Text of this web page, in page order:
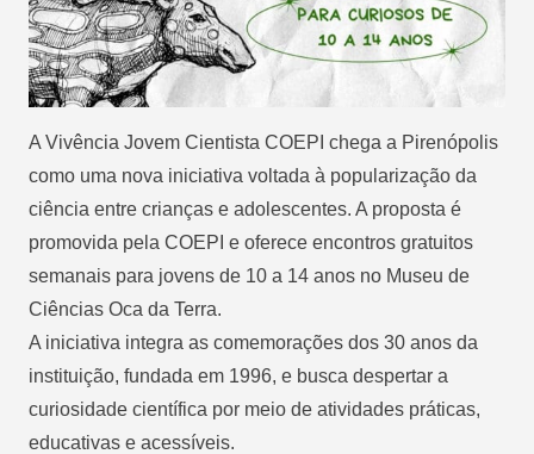
A Vivência Jovem Cientista COEPI chega a Pirenópolis
como uma nova iniciativa voltada à popularização da
ciência entre crianças e adolescentes. A proposta é
promovida pela COEPI e oferece encontros gratuitos
semanais para jovens de 10 a 14 anos no Museu de
Ciências Oca da Terra.
A iniciativa integra as comemorações dos 30 anos da
instituição, fundada em 1996, e busca despertar a
curiosidade científica por meio de atividades práticas,
educativas e acessíveis.